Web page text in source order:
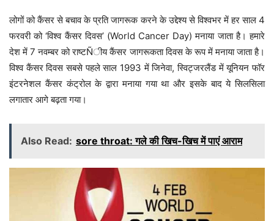
लोगों को कैंसर से बचाव के प्रति जागरूक करने के उद्देश्य से विश्वभर में हर साल 4
फरवरी को ‘विश्व कैंसर दिवस’ (World Cancer Day) मनाया जाता है। हमारे
देश में 7 नवम्बर को राष्टÑीय कैंसर जागरूकता दिवस के रूप में मनाया जाता है।
विश्व कैंसर दिवस सबसे पहले साल 1993 में जिनेवा, स्विट्जरलैंड में यूनियन फॉर
इंटरनेशल कैंसर कंट्रोल के द्वारा मनाया गया था और इसके बाद ये सिलसिला
लगातार आगे बढ़ता गया।
Also Read: sore throat: गले की खिच-खिच में पाएं आराम